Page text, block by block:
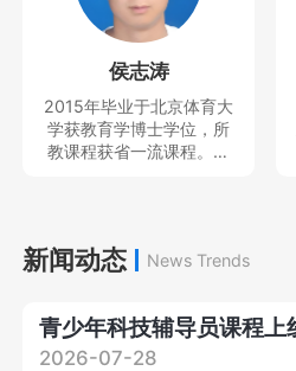
职务，近5年培养跳绳世界
冠军5人，全国冠军40多
人，主持并完成国家社科
基金青年项目、国家体育
总局决策咨询研究一般项
目、民政部民政政策理论
研究项目、教育部产学合
项，在A&HCI、CSSCI、
北大中文核心等刊物发表
侯志涛
2015年毕业于北京体育大
学获教育学博士学位，所
教课程获省一流课程。现
专家、中国体育科学学会
会员，主持及参与教育部
育大学学报等发表核心期
刊论文10余篇。
新闻动态 News Trends
2026-07-28